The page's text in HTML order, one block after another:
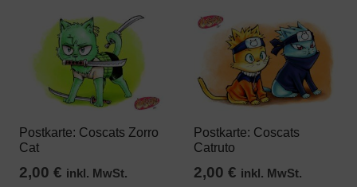
Postkarte: Coscats Zorro
Cat
2,00 € inkl. MwSt.
Postkarte: Coscats
Catruto
2,00€ inkl. MwSt.